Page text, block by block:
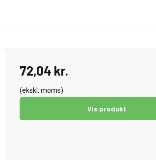
72,04 kr.
(ekskl. moms)
Vis produkt